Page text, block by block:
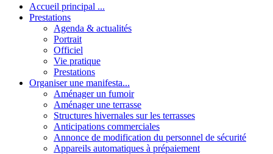
Accueil principal ...
Prestations
Agenda & actualités
Portrait
Officiel
Vie pratique
Prestations
Organiser une manifesta...
Aménager un fumoir
Aménager une terrasse
Structures hivernales sur les terrasses
Anticipations commerciales
Annonce de modification du personnel de sécurité
Appareils automatiques à prépaiement